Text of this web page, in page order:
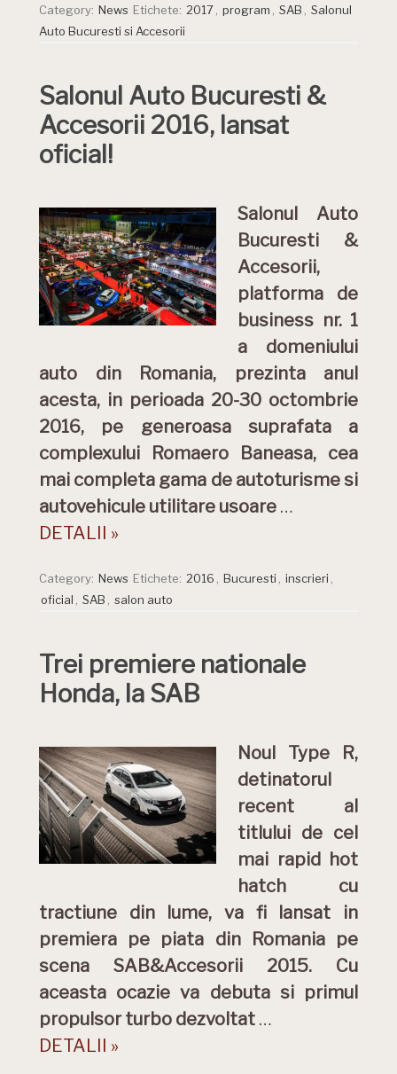
Category: News Etichete: 2017 program SAB
Salonul
Auto Bucuresti si Accesorii
Salonul Auto Bucuresti &
Accesorii 2016, lansat
oficial!
Salonul Auto
Bucuresti &
Accesorii,
platforma de
business nr. 1
a domeniului
auto din Romania, prezinta anul
acesta, in perioada 20-30 octombrie
2016, pe generoasa suprafata a
complexului Romaero Baneasa, cea
mai completa gama de autoturisme si
autovehicule utilitare usoare …
DETALII »
Category: News Etichete: 2016 Bucuresti inscrieri
oficial
SAB salon auto
Trei premiere nationale
Honda, la SAB
Noul Type R,
detinatorul
recent al
titlului de cel
mai rapid hot
hatch cu
tractiune din lume, va fi lansat in
premiera pe piata din Romania pe
scena SAB&Accesorii 2015. Cu
aceasta ocazie va debuta si primul
propulsor turbo dezvoltat …
DETALII »